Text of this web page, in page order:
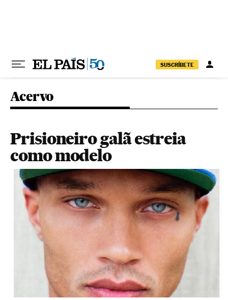
SUSCRÍBETE
Acervo
Prisioneiro galã estreia
como modelo